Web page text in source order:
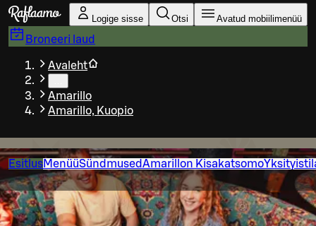
Liigu peamise sisu juurde
Logige sisse Otsi Avatud mobiilimenüü
Broneeri laud
Avaleht
Amarillo
Amarillo, Kuopio
EsitlusMenüüSündmusedAmarillon Kisakatsomo